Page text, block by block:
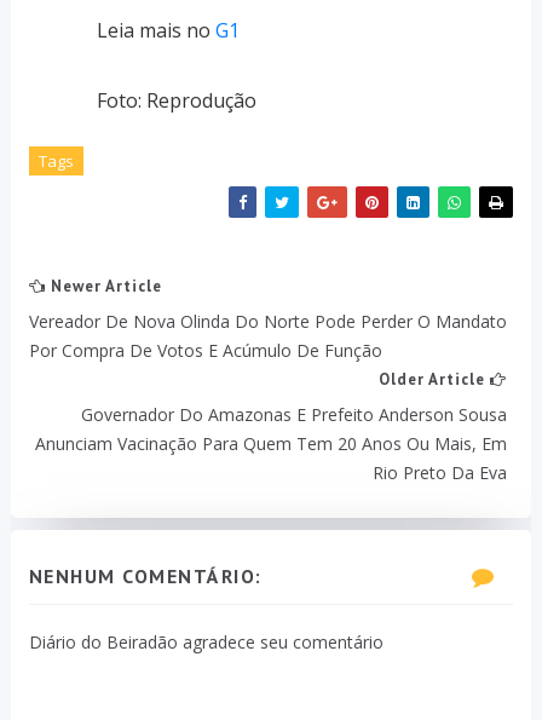
Leia mais noG1
Foto: Reprodução
Tags
Newer Article
Vereador De Nova Olinda Do Norte Pode Perder O Mandato
Por Compra De Votos E Acúmulo De Função
Older Article
Governador Do Amazonas E Prefeito Anderson Sousa
Anunciam Vacinação Para Quem Tem 20 Anos Ou Mais, Em
Rio Preto Da Eva
NENHUM COMENTÁRIO:
Diário do Beiradão agradece seu comentário